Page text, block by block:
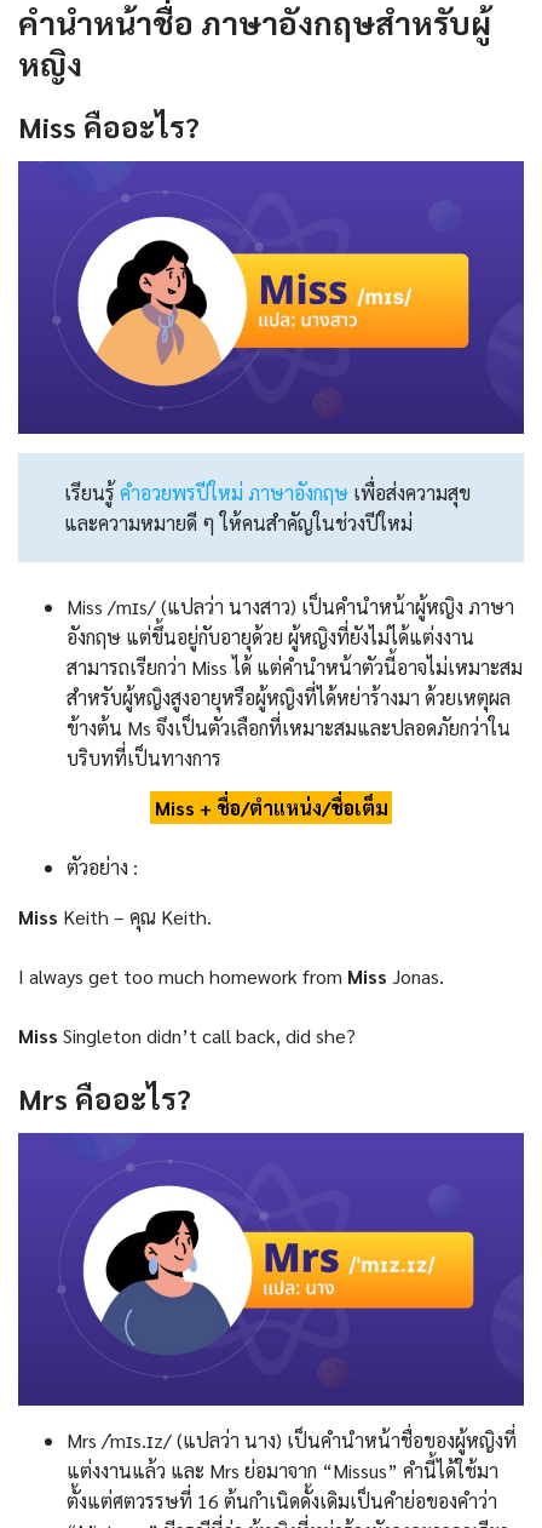
คํานําหน้าชื่อ ภาษาอังกฤษสำหรับผู้
หญิง
Miss คืออะไร?
เรียนรู้ คําอวยพรปีใหม่ ภาษาอังกฤษ เพื่อส่งความสุข
และความหมายดี ๆ ให้คนสำคัญในช่วงปีใหม่
Miss /mɪs/ (แปลว่า นางสาว) เป็นคํานําหน้าผู้หญิง ภาษา
อังกฤษ แต่ขึ้นอยู่กับอายุด้วย ผู้หญิงที่ยังไม่ได้แต่งงาน
สามารถเรียกว่า Miss ได้ แต่คำนำหน้าตัวนี้อาจไม่เหมาะสม
สำหรับผู้หญิงสูงอายุหรือผู้หญิงที่ได้หย่าร้างมา ด้วยเหตุผล
ข้างต้น Ms จึงเป็นตัวเลือกที่เหมาะสมและปลอดภัยกว่าใน
บริบทที่เป็นทางการ
Miss + ชื่อ/ตำแหน่ง/ชื่อเต็ม
ตัวอย่าง :
Miss Keith – คุณ Keith.
I always get too much homework from Miss Jonas.
Miss Singleton didn’t call back, did she?
Mrs คืออะไร?
Mrs /ˈmɪs.ɪz/ (แปลว่า นาง) เป็นคำนำหน้าชื่อของผู้หญิงที่
แต่งงานแล้ว และ Mrs ย่อมาจาก “Missus” คำนี้ได้ใช้มา
ตั้งแต่ศตวรรษที่ 16 ต้นกำเนิดดั้งเดิมเป็นคำย่อของคำว่า